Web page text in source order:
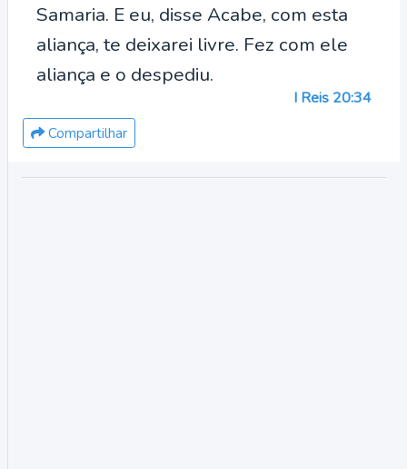
Samaria. E eu, disse Acabe, com esta
aliança, te deixarei livre. Fez com ele
aliança e o despediu.
I Reis 20:34
Compartilhar